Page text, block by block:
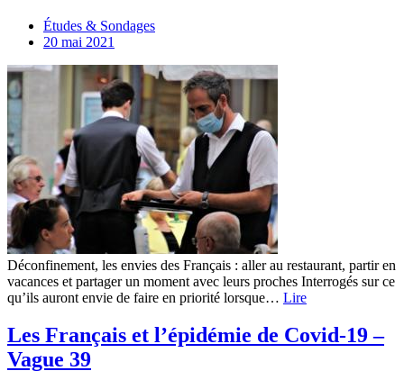
Études & Sondages
20 mai 2021
Déconfinement, les envies des Français : aller au restaurant, partir en
vacances et partager un moment avec leurs proches Interrogés sur ce
qu’ils auront envie de faire en priorité lorsque… Lire
Les Français et l’épidémie de Covid-19 –
Vague 39